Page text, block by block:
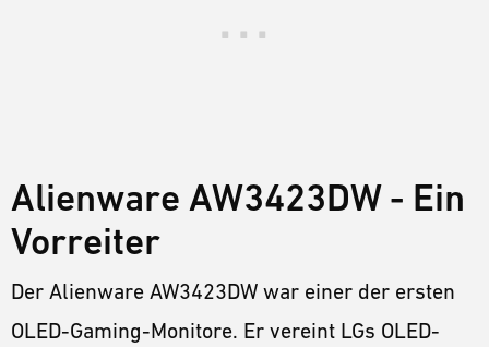
Alienware AW3423DW - Ein
Vorreiter
Der Alienware AW3423DW war einer der ersten
OLED-Gaming-Monitore. Er vereint LGs OLED-